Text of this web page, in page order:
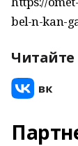
bel-n-kan-
Читайте